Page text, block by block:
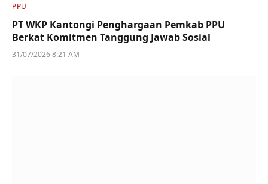
PPU
PT WKP Kantongi Penghargaan Pemkab PPU
Berkat Komitmen Tanggung Jawab Sosial
31/07/2026 8:21 AM